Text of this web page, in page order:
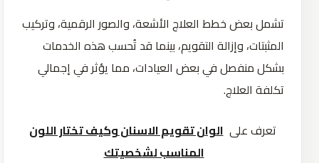
تشمل بعض خطط العلاج الأشعة، والصور الرقمية، وتركيب
المثبتات، وإزالة التقويم، بينما قد تُحسب هذه الخدمات
بشكل منفصل في بعض العيادات، مما يؤثر في إجمالي
تكلفة العلاج.
تعرف على الوان تقويم الاسنان وكيف تختار اللون
المناسب لشخصيتك